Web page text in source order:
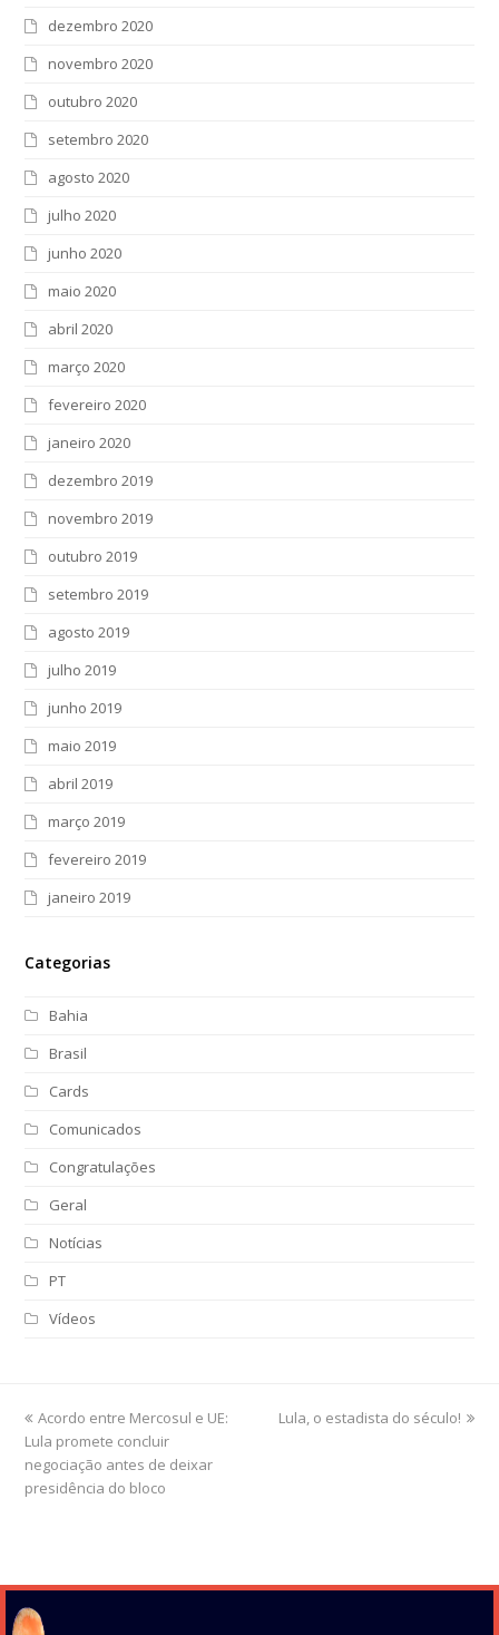
dezembro 2020
novembro 2020
outubro 2020
setembro 2020
agosto 2020
julho 2020
junho 2020
maio 2020
abril 2020
março 2020
fevereiro 2020
janeiro 2020
dezembro 2019
novembro 2019
outubro 2019
setembro 2019
agosto 2019
julho 2019
junho 2019
maio 2019
abril 2019
março 2019
fevereiro 2019
janeiro 2019
Categorias
Bahia
Brasil
Cards
Comunicados
Congratulações
Geral
Notícias
PT
Vídeos
previous
post:
Acordo entre Mercosul e UE:
Lula promete concluir
negociação antes de deixar
presidência do bloco
next
Lula, o estadista do século!